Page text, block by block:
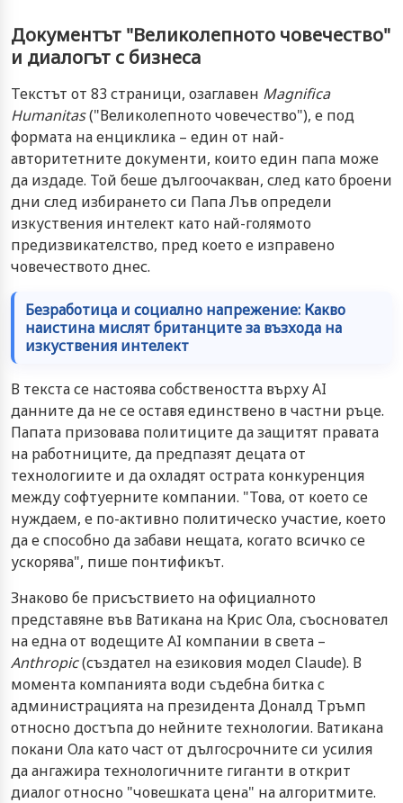
Документът "Великолепното човечество"
и диалогът с бизнеса
Текстът от 83 страници, озаглавен Magnifica
Humanitas("Великолепното човечество"), е под
формата на енциклика – един от най-
авторитетните документи, които един папа може
да издаде. Той беше дългоочакван, след като броени
дни след избирането си Папа Лъв определи
изкуствения интелект като най-голямото
предизвикателство, пред което е изправено
човечеството днес.
Безработица и социално напрежение: Какво
наистина мислят британците за възхода на
изкуствения интелект
В текста се настоява собствеността върху AI
данните да не се оставя единствено в частни ръце.
Папата призовава политиците да защитят правата
на работниците, да предпазят децата от
технологиите и да охладят острата конкуренция
между софтуерните компании. "Това, от което се
нуждаем, е по-активно политическо участие, което
да е способно да забави нещата, когато всичко се
ускорява", пише понтификът.
Знаково бе присъствието на официалното
представяне във Ватикана на Крис Ола, съосновател
на една от водещите AI компании в света –
Anthropic(създател на езиковия модел Claude). В
момента компанията води съдебна битка с
администрацията на президента Доналд Тръмп
относно достъпа до нейните технологии. Ватикана
покани Ола като част от дългосрочните си усилия
да ангажира технологичните гиганти в открит
диалог относно "човешката цена" на алгоритмите.